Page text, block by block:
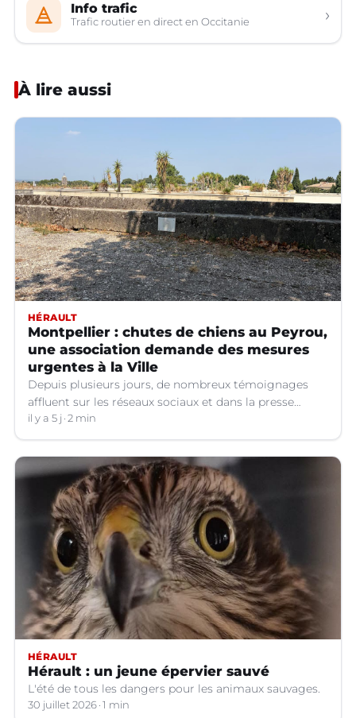
Info trafic
Trafic routier en direct en Occitanie ›
À lire aussi
HÉRAULT
Montpellier : chutes de chiens au Peyrou,
une association demande des mesures
urgentes à la Ville
Depuis plusieurs jours, de nombreux témoignages
affluent sur les réseaux sociaux et dans la presse
relatant des chutes de chiens depuis la terrasse basse
du Peyrou à Montpellier. Une association interpelle la
Ville pour demander des mesures urgentes
il y a 5 j 2 min
HÉRAULT
Hérault : un jeune épervier sauvé
L'été de tous les dangers pour les animaux sauvages.
30 juillet 2026 1 min